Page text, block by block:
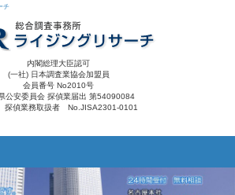
チ
内閣総理大臣認可
(一社) 日本調査業協会加盟員
会員番号 No2010号
公安委員会 探偵業届出 第54090084
業務取扱者 No.JISA2301-0101